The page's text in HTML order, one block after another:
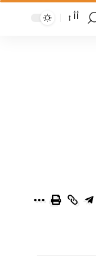
أأ